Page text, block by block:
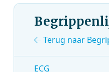
Terug naar
ECG